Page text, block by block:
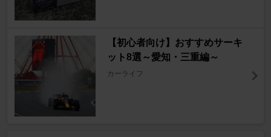
【初心者向け】おすすめサーキ
ット8選～愛知・三重編～
カーライフ